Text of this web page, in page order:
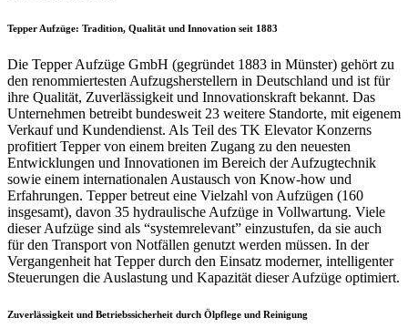
Tepper Aufzüge: Tradition, Qualität und Innovation seit 1883
Die Tepper Aufzüge GmbH (gegründet 1883 in Münster) gehört zu
den renommiertesten Aufzugsherstellern in Deutschland und ist für
ihre Qualität, Zuverlässigkeit und Innovationskraft bekannt. Das
Unternehmen betreibt bundesweit 23 weitere Standorte, mit eigenem
Verkauf und Kundendienst. Als Teil des TK Elevator Konzerns
profitiert Tepper von einem breiten Zugang zu den neuesten
Entwicklungen und Innovationen im Bereich der Aufzugtechnik
sowie einem internationalen Austausch von Know-how und
Erfahrungen. Tepper betreut eine Vielzahl von Aufzügen (160
insgesamt), davon 35 hydraulische Aufzüge in Vollwartung. Viele
dieser Aufzüge sind als “systemrelevant” einzustufen, da sie auch
für den Transport von Notfällen genutzt werden müssen. In der
Vergangenheit hat Tepper durch den Einsatz moderner, intelligenter
Steuerungen die Auslastung und Kapazität dieser Aufzüge optimiert.
Zuverlässigkeit und Betriebssicherheit durch Ölpflege und Reinigung